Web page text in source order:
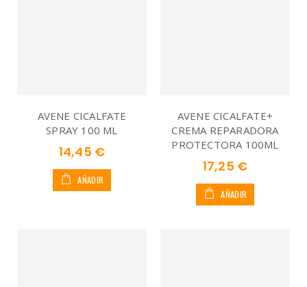
AVENE CICALFATE
SPRAY 100 ML
14,45 €
AÑADIR
AVENE CICALFATE+
CREMA REPARADORA
PROTECTORA 100ML
17,25 €
AÑADIR